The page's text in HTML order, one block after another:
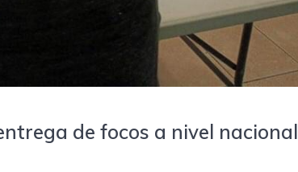
de focos a nivel nacional